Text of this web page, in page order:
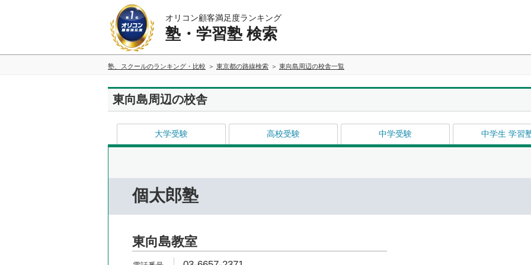
オリコン顧客満足度ランキング
塾・学習塾 検索
塾、スクールのランキング・比較 東京都の路線検索 東向島周辺の校舎一覧
東向島周辺の校舎
大学受験 高校受験 中学受験 中学生 学習
個太郎塾
東向島教室